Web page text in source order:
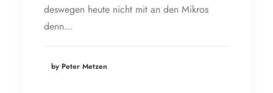
deswegen heute nicht mit an den Mikros
denn…
by Peter Metzen